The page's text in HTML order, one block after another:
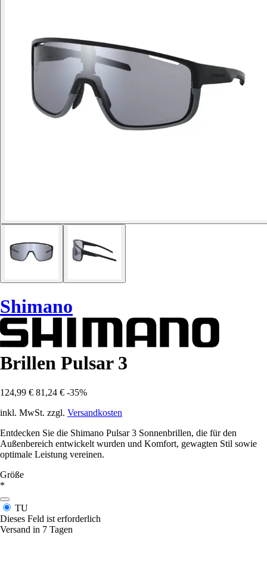
Shimano
Brillen Pulsar 3
124,99 € 81,24 € -35%
inkl. MwSt. zzgl. Versandkosten
Entdecken Sie die Shimano Pulsar 3 Sonnenbrillen, die für den
Außenbereich entwickelt wurden und Komfort, gewagten Stil sowie
optimale Leistung vereinen.
Größe
*
TU
Dieses Feld ist erforderlich
Versand in 7 Tagen